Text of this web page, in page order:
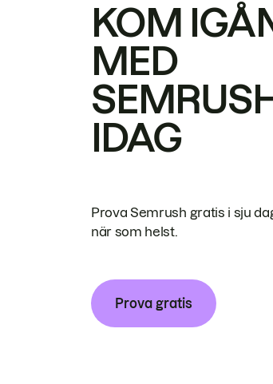
KOM
MED
IDAG
Prova Semrush gratis i sju
när som helst.
Prova gratis